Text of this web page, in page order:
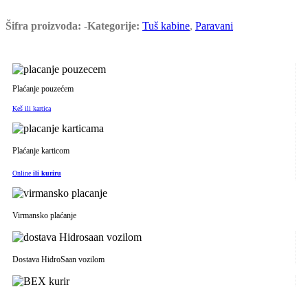
Šifra proizvoda: -Kategorije: Tuš kabine, Paravani
Plaćanje pouzećem
Keš ili kartica
Plaćanje karticom
Online ili kuriru
Virmansko plaćanje
Dostava HidroSaan vozilom